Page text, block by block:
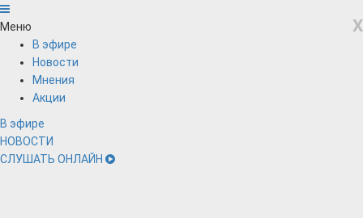
X
Меню
В эфире
Новости
Мнения
Акции
В эфире
НОВОСТИ
СЛУШАТЬ ОНЛАЙН